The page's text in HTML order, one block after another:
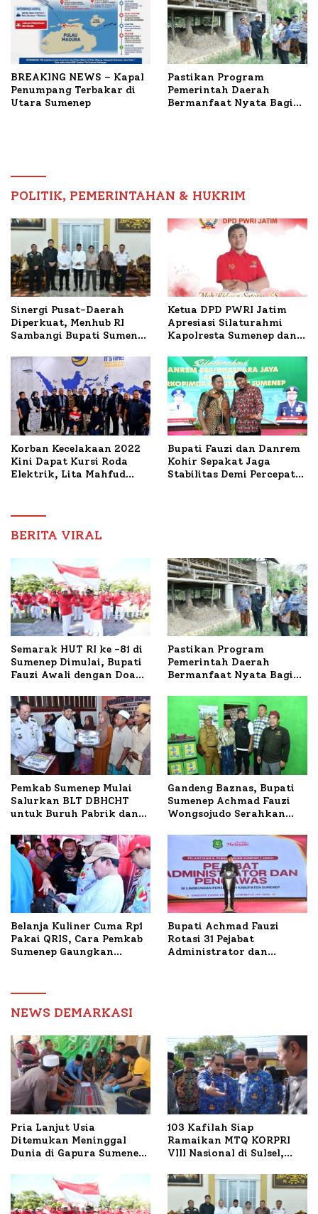
BREAKING NEWS – Kapal
Penumpang Terbakar di
Utara Sumenep
Pastikan Program
Pemerintah Daerah
Bermanfaat Nyata Bagi
POLITIK, PEMERINTAHAN & HUKRIM
Sinergi Pusat-Daerah
Diperkuat, Menhub RI
Sambangi Bupati Sumenep
Mutiara Sentosa II
Ketua DPD PWRI Jatim
Apresiasi Silaturahmi
Kapolresta Sumenep dan
Ideal Polri-Pers
Korban Kecelakaan 2022
Kini Dapat Kursi Roda
Elektrik, Lita Mahfud
Nabil
Bupati Fauzi dan Danrem
Kohir Sepakat Jaga
Stabilitas Demi Percepat
BERITA VIRAL
Semarak HUT RI ke -81 di
Sumenep Dimulai, Bupati
Fauzi Awali dengan Doa
Terbakar
Pastikan Program
Pemerintah Daerah
Bermanfaat Nyata Bagi
Sumenep Tinjau Langsung
Budidaya Lele dan Ayam
Petelur di Desa Bataal
Timur
Pemkab Sumenep Mulai
Salurkan BLT DBHCHT
untuk Buruh Pabrik dan
Gandeng Baznas, Bupati
Sumenep Achmad Fauzi
Wongsojudo Serahkan
Dua Kecamatan
Belanja Kuliner Cuma Rp1
Pakai QRIS, Cara Pemkab
Sumenep Gaungkan
Bupati Achmad Fauzi
Rotasi 31 Pejabat
Administrator dan
NEWS DEMARKASI
Pria Lanjut Usia
Ditemukan Meninggal
Dunia di Gapura Sumenep,
103 Kafilah Siap
Ramaikan MTQ KORPRI
VIII Nasional di Sulsel,